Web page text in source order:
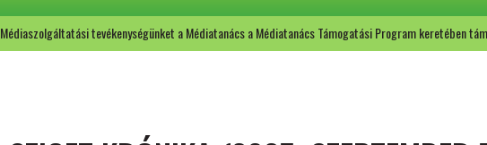
Médiaszolgáltatási tevékenységünket a Médiatanács a Médiatanács Támogatási Program keretében